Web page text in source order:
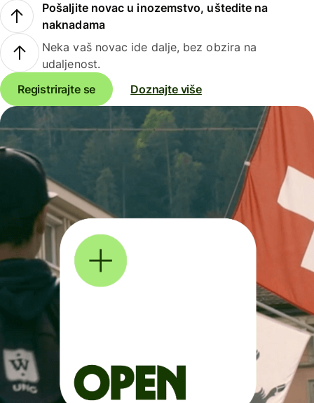
Pošaljite novac u inozemstvo, uštedite na
naknadama
Neka vaš novac ide dalje, bez obzira na
udaljenost.
Registrirajte se
Doznajte više